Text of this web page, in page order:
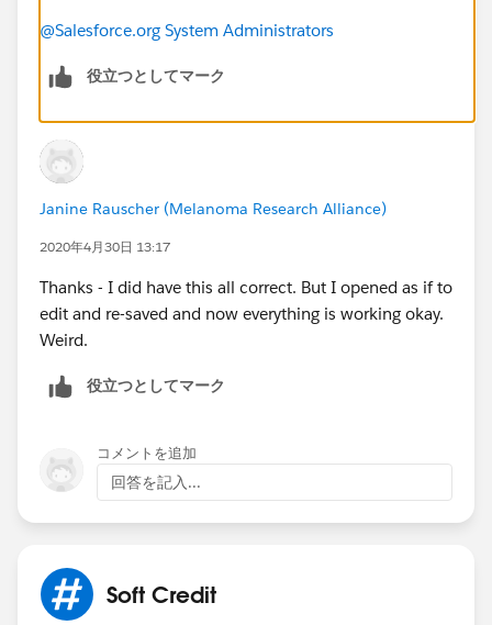
@Salesforce.org System Administrators
役立つとしてマーク
Janine Rauscher (Melanoma Research Alliance)
2020年4月30日 13:17
Thanks - I did have this all correct. But I opened as if to
edit and re-saved and now everything is working okay.
Weird.
役立つとしてマーク
コメントを追加
回答を記入...
Soft Credit